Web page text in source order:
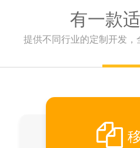
有一款
提供不同行业的定制开发